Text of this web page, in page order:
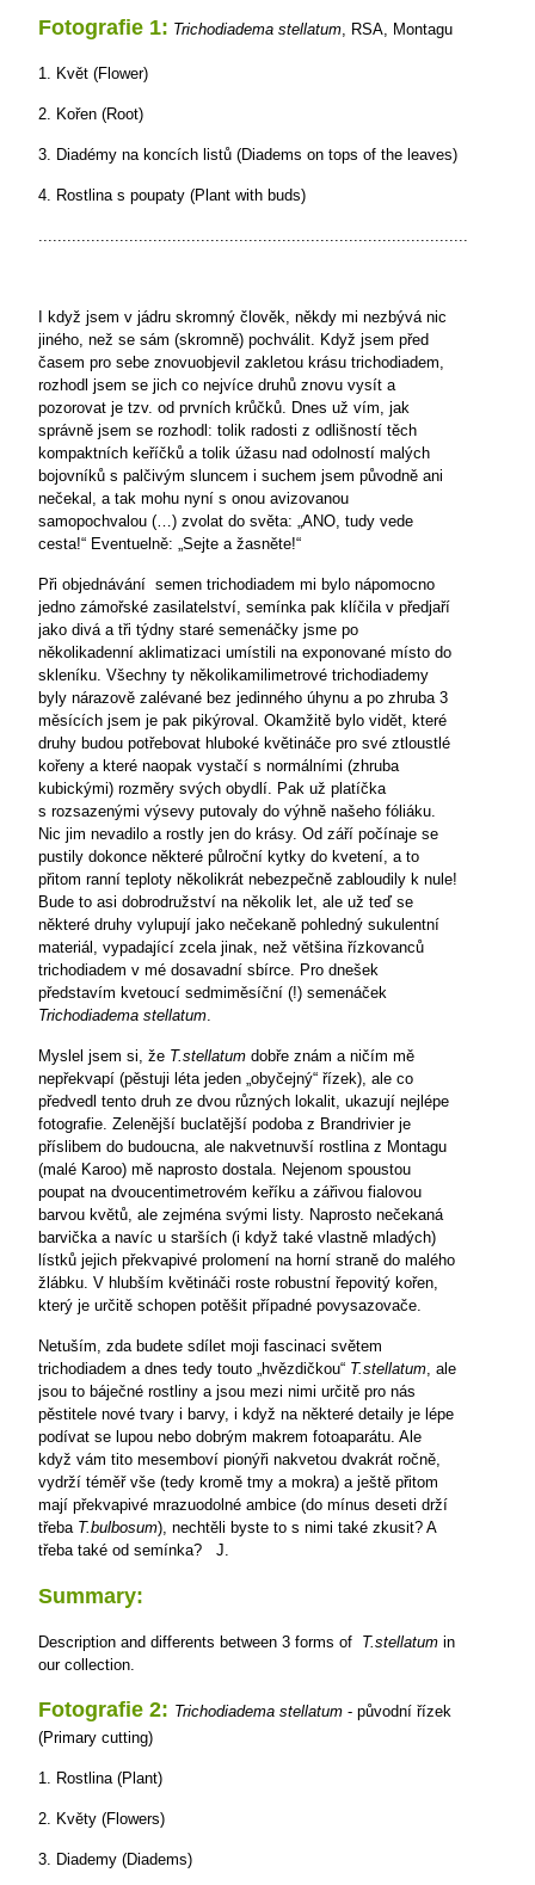
Fotografie 1: Trichodiadema stellatum, RSA, Montagu
1. Květ (Flower)
2. Kořen (Root)
3. Diadémy na koncích listů (Diadems on tops of the leaves)
4. Rostlina s poupaty (Plant with buds)
..........................................................................................
I když jsem v jádru skromný člověk, někdy mi nezbývá nic
jiného, než se sám (skromně) pochválit. Když jsem před
časem pro sebe znovuobjevil zakletou krásu trichodiadem,
rozhodl jsem se jich co nejvíce druhů znovu vysít a
pozorovat je tzv. od prvních krůčků. Dnes už vím, jak
správně jsem se rozhodl: tolik radosti z odlišností těch
kompaktních keříčků a tolik úžasu nad odolností malých
bojovníků s palčivým sluncem i suchem jsem původně ani
nečekal, a tak mohu nyní s onou avizovanou
samopochvalou (…) zvolat do světa: „ANO, tudy vede
cesta!“ Eventuelně: „Sejte a žasněte!“
Při objednávání semen trichodiadem mi bylo nápomocno
jedno zámořské zasilatelství, semínka pak klíčila v předjaří
jako divá a tři týdny staré semenáčky jsme po
několikadenní aklimatizaci umístili na exponované místo do
skleníku. Všechny ty několikamilimetrové trichodiademy
byly nárazově zalévané bez jedinného úhynu a po zhruba 3
měsících jsem je pak pikýroval. Okamžitě bylo vidět, které
druhy budou potřebovat hluboké květináče pro své ztloustlé
kořeny a které naopak vystačí s normálními (zhruba
kubickými) rozměry svých obydlí. Pak už platíčka
s rozsazenými výsevy putovaly do výhně našeho fóliáku.
Nic jim nevadilo a rostly jen do krásy. Od září počínaje se
pustily dokonce některé půlroční kytky do kvetení, a to
přitom ranní teploty několikrát nebezpečně zabloudily k nule!
Bude to asi dobrodružství na několik let, ale už teď se
některé druhy vylupují jako nečekaně pohledný sukulentní
materiál, vypadající zcela jinak, než většina řízkovanců
trichodiadem v mé dosavadní sbírce. Pro dnešek
představím kvetoucí sedmiměsíční (!) semenáček
Trichodiadema stellatum.
Myslel jsem si, že T.stellatum dobře znám a ničím mě
nepřekvapí (pěstuji léta jeden „obyčejný“ řízek), ale co
předvedl tento druh ze dvou různých lokalit, ukazují nejlépe
fotografie. Zelenější buclatější podoba z Brandrivier je
příslibem do budoucna, ale nakvetnuvší rostlina z Montagu
(malé Karoo) mě naprosto dostala. Nejenom spoustou
poupat na dvoucentimetrovém keříku a zářivou fialovou
barvou květů, ale zejména svými listy. Naprosto nečekaná
barvička a navíc u starších (i když také vlastně mladých)
lístků jejich překvapivé prolomení na horní straně do malého
žlábku. V hlubším květináči roste robustní řepovitý kořen,
který je určitě schopen potěšit případné povysazovače.
Netuším, zda budete sdílet moji fascinaci světem
trichodiadem a dnes tedy touto „hvězdičkou“ T.stellatum, ale
jsou to báječné rostliny a jsou mezi nimi určitě pro nás
pěstitele nové tvary i barvy, i když na některé detaily je lépe
podívat se lupou nebo dobrým makrem fotoaparátu. Ale
když vám tito mesemboví pionýři nakvetou dvakrát ročně,
vydrží téměř vše (tedy kromě tmy a mokra) a ještě přitom
mají překvapivé mrazuodolné ambice (do mínus deseti drží
třeba T.bulbosum), nechtěli byste to s nimi také zkusit? A
třeba také od semínka?
J.
Summary:
Description and differents between 3 forms of T.stellatum in
our collection.
Fotografie 2: Trichodiadema stellatum - původní řízek
(Primary cutting)
1. Rostlina (Plant)
2. Květy (Flowers)
3. Diademy (Diadems)